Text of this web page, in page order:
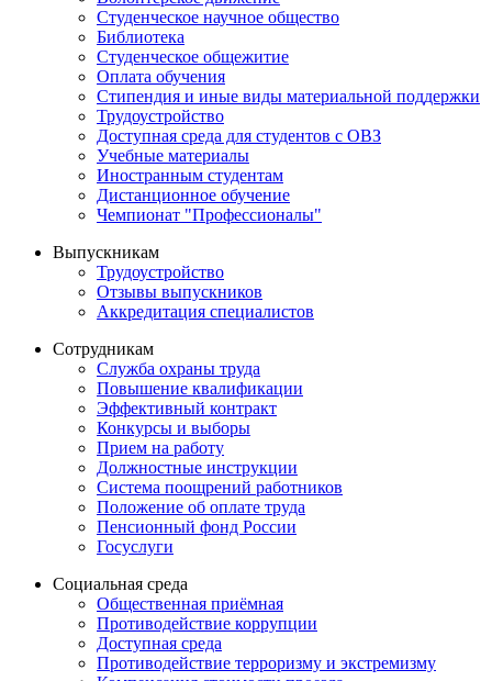
Студенческое научное общество
Библиотека
Студенческое общежитие
Оплата обучения
Стипендия и иные виды материальной поддержки
Трудоустройство
Доступная среда для студентов с ОВЗ
Учебные материалы
Иностранным студентам
Дистанционное обучение
Чемпионат "Профессионалы"
Выпускникам
Трудоустройство
Отзывы выпускников
Аккредитация специалистов
Сотрудникам
Служба охраны труда
Повышение квалификации
Эффективный контракт
Конкурсы и выборы
Прием на работу
Должностные инструкции
Система поощрений работников
Положение об оплате труда
Пенсионный фонд России
Госуслуги
Социальная среда
Общественная приёмная
Противодействие коррупции
Доступная среда
Противодействие терроризму и экстремизму